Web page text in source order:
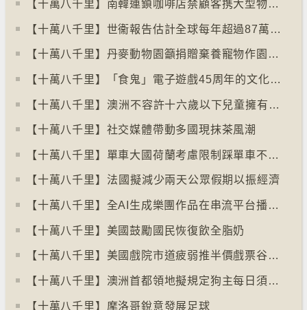
【十萬八千里】南韓連鎖咖啡店禁顧客携大型物品以減少長期佔位辦公情況
【十萬八千里】世衞報告估計全球每年超過87萬死亡個案與孤獨病有關
【十萬八千里】丹麥動物園籲捐贈棄養寵物作園內動物食糧
【十萬八千里】「食鬼」電子遊戲45周年的文化現象
【十萬八千里】⁠澳洲不容許十六歲以下兒童擁有YOUTUBE帳戶
【十萬八千里】社交媒體帶動多國現抹茶風潮
【十萬八千里】單車大國荷蘭考慮限制踩單車不高於時速廿五公里
【十萬八千里】⁠法國擬減少兩天公眾假期以振經濟
【十萬八千里】全AI生成樂團作品在串流平台播放率累積過百萬
【十萬八千里】美國鼓勵國民恢復飲全脂奶
【十萬八千里】美國戲院市道疲弱推半價戲票谷生意
【十萬八千里】澳洲首都領地擬規定狗主每日須陪狗隻三小時
【十萬八千里】摩洛哥銳意發展足球